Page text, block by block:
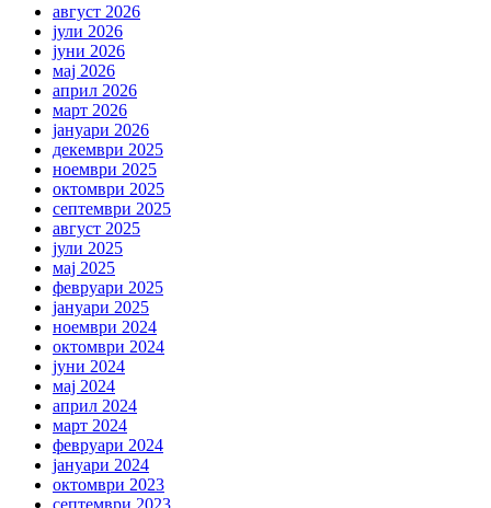
август 2026
јули 2026
јуни 2026
мај 2026
април 2026
март 2026
јануари 2026
декември 2025
ноември 2025
октомври 2025
септември 2025
август 2025
јули 2025
мај 2025
февруари 2025
јануари 2025
ноември 2024
октомври 2024
јуни 2024
мај 2024
април 2024
март 2024
февруари 2024
јануари 2024
октомври 2023
септември 2023